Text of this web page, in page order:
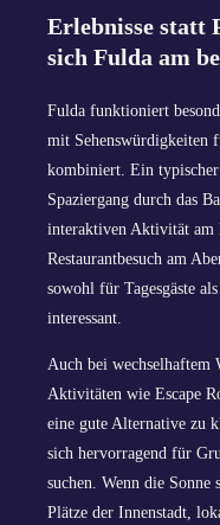
Erlebnisse statt
sich Fulda am
Fulda funktioniert
mit Sehenswürdigkeiten
kombiniert. Ein
Spaziergang durch das
interaktiven Aktivität am
Restaurantbesuch am
sowohl für Tagesgäste
interessant.
Auch bei
Aktivitäten wie Escape
eine gute Alternative zu
sich hervorragend für
suchen. Wenn die Sonne
Plätze der Innenstadt,